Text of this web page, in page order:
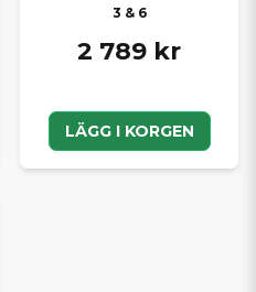
3 & 6
2 789 kr
LÄGG I KORGEN